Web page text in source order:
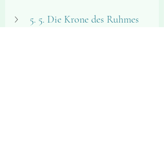
5. 5. Die Krone des Ruhmes